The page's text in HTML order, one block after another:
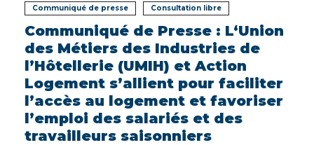
Communiqué de presse Consultation libre
Communiqué de Presse : L‘Union
des Métiers des Industries de
l’Hôtellerie (UMIH) et Action
Logement s’allient pour faciliter
l’accès au logement et favoriser
l’emploi des salariés et des
travailleurs saisonniers